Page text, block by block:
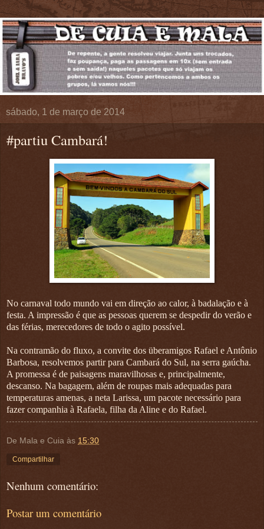
sábado, 1 de março de 2014
#partiu Cambará!
No carnaval todo mundo vai em direção ao calor, à badalação e à
festa. A impressão é que as pessoas querem se despedir do verão e
das férias, merecedores de todo o agito possível.
Na contramão do fluxo, a convite dos überamigos Rafael e Antônio
Barbosa, resolvemos partir para Cambará do Sul, na serra gaúcha.
A promessa é de paisagens maravilhosas e, principalmente,
descanso. Na bagagem, além de roupas mais adequadas para
temperaturas amenas, a neta Larissa, um pacote necessário para
fazer companhia à Rafaela, filha da Aline e do Rafael.
De Mala e Cuia às 15:30
Compartilhar
Nenhum comentário:
Postar um comentário